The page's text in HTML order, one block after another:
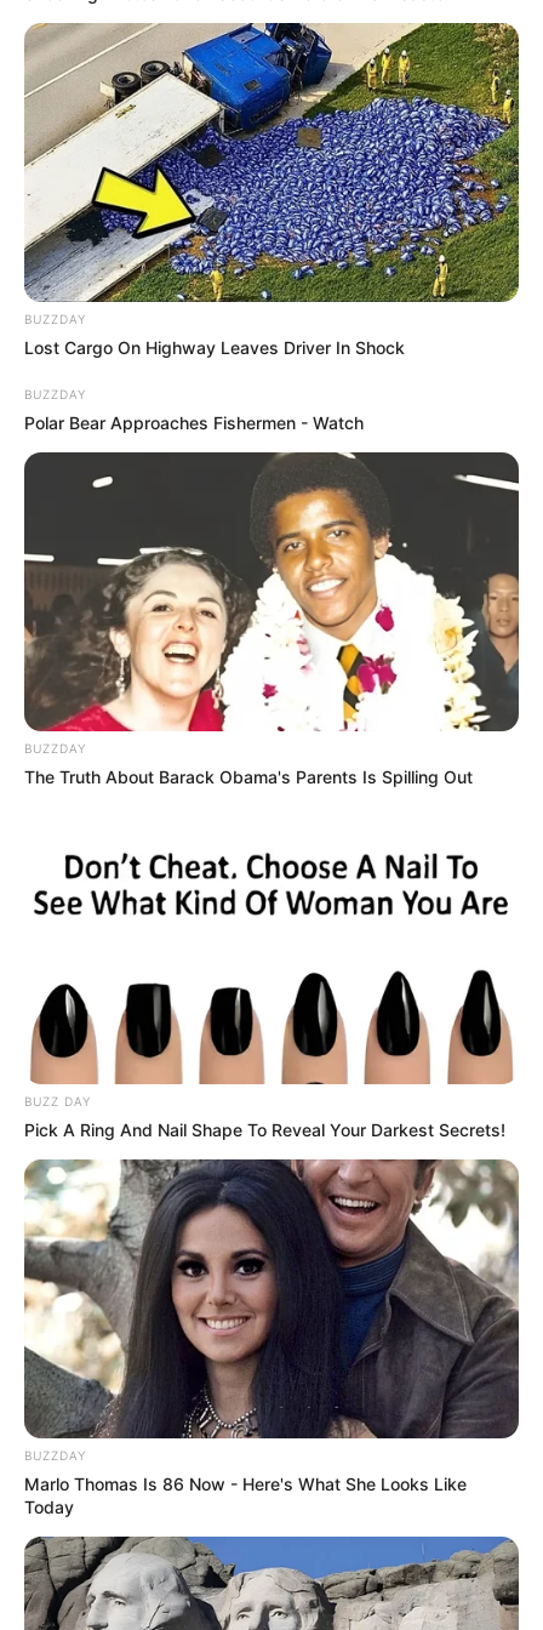
BUZZDAY
Lost Cargo On Highway Leaves Driver In Shock
BUZZDAY
Polar Bear Approaches Fishermen - Watch
BUZZDAY
The Truth About Barack Obama's Parents Is Spilling Out
BUZZ DAY
Pick A Ring And Nail Shape To Reveal Your Darkest Secrets!
BUZZDAY
Marlo Thomas Is 86 Now - Here's What She Looks Like
Today